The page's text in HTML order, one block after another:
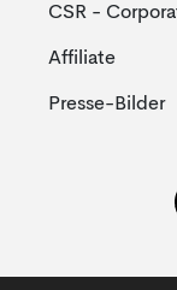
CSR -
Affiliate
Presse-Bilder